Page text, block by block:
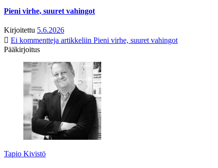
Pieni virhe, suuret vahingot
Kirjoitettu 5.6.2026
Ei kommentteja artikkeliin Pieni virhe, suuret vahingot
Pääkirjoitus
Tapio Kivistö